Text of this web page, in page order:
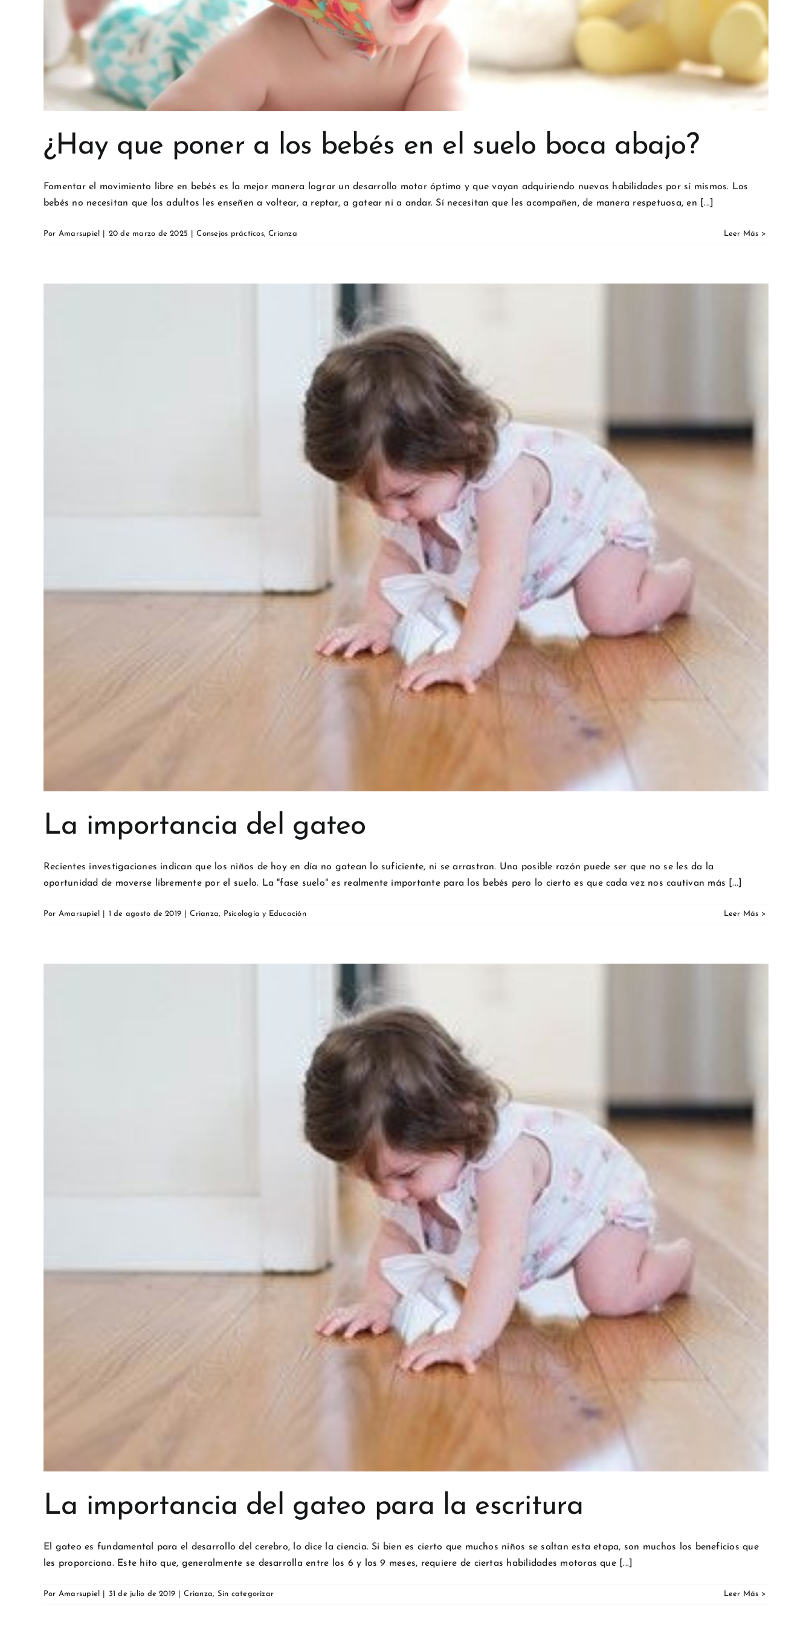
¿Hay que poner a los bebés en el suelo boca abajo?
Fomentar el movimiento libre en bebés es la mejor manera lograr un desarrollo motor óptimo y que vayan adquiriendo nuevas habilidades por sí mismos. Los
bebés no necesitan que los adultos les enseñen a voltear, a reptar, a gatear ni a andar. Sí necesitan que les acompañen, de manera respetuosa, en [...]
Por Amarsupiel 20 de marzo de 2025 Consejos prácticos,Crianza
La importancia del gateo
Recientes investigaciones indican que los niños de hoy en día no gatean lo suficiente, ni se arrastran. Una posible razón puede ser que no se les da la
oportunidad de moverse libremente por el suelo. La "fase suelo" es realmente importante para los bebés pero lo cierto es que cada vez nos cautivan más [...]
Por Amarsupiel 1 de agosto de 2019 Crianza, Psicología y Educación
La importancia del gateo para la escritura
El gateo es fundamental para el desarrollo del cerebro, lo dice la ciencia. Si bien es cierto que muchos niños se saltan esta etapa, son muchos los beneficios que
les proporciona. Este hito que, generalmente se desarrolla entre los 6 y los 9 meses, requiere de ciertas habilidades motoras que [...]
Por Amarsupiel 31 de julio de 2019 Crianza, Sin categorizar